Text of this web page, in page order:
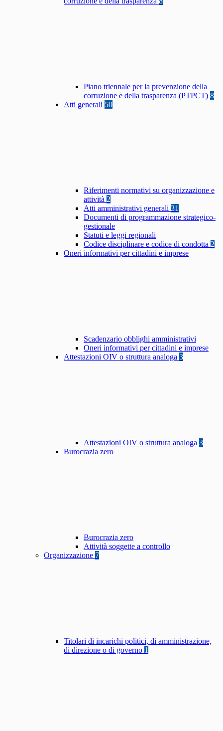
Piano triennale per la prevenzione della
corruzione e della trasparenza (PTPCT) 8
Atti generali 50
Riferimenti normativi su organizzazione e
attività 2
Atti amministrativi generali 31
Documenti di programmazione strategico-
gestionale
Statuti e leggi regionali
Codice disciplinare e codice di condotta 2
Oneri informativi per cittadini e imprese
Scadenzario obblighi amministrativi
Oneri informativi per cittadini e imprese
Attestazioni OIV o struttura analoga 3
Attestazioni OIV o struttura analoga 3
Burocrazia zero
Burocrazia zero
Attività soggette a controllo
Organizzazione 7
Titolari di incarichi politici, di amministrazione,
di direzione o di governo 1